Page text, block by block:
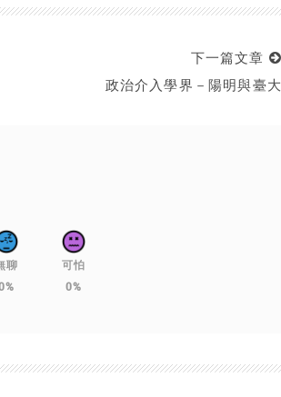
下一篇文章
政治介入學界－陽明與臺大
聊
可怕
0%